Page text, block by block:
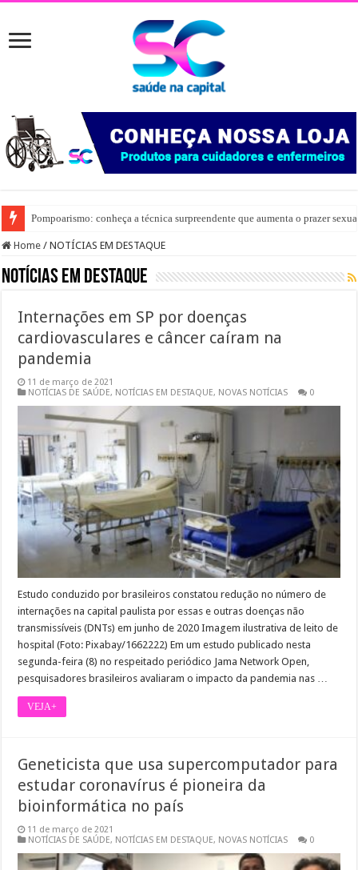
Pompoarismo: conheça a técnica surpreendente que aumenta o prazer
Home / NOTÍCIAS EM DESTAQUE
NOTÍCIAS EM DESTAQUE
Internações em SP por doenças
cardiovasculares e câncer caíram na
pandemia
11 de março de 2021
NOTÍCIAS DE SAÚDE, NOTÍCIAS EM DESTAQUE, NOVAS NOTÍCIAS 0
Estudo conduzido por brasileiros constatou redução no número de
internações na capital paulista por essas e outras doenças não
transmissíveis (DNTs) em junho de 2020 Imagem ilustrativa de leito de
hospital (Foto: Pixabay/1662222) Em um estudo publicado nesta
segunda-feira (8) no respeitado periódico Jama Network Open,
pesquisadores brasileiros avaliaram o impacto da pandemia nas …
VEJA+
Geneticista que usa supercomputador para
estudar coronavírus é pioneira da
bioinformática no país
11 de março de 2021
NOTÍCIAS DE SAÚDE, NOTÍCIAS EM DESTAQUE, NOVAS NOTÍCIAS 0